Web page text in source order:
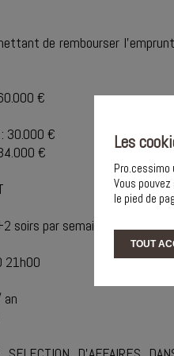
de rembourser
€
30.000 €
€
soirs par semaine
21h00
an
Les
Pro.cessimo
Vous
le pied de
TOUT